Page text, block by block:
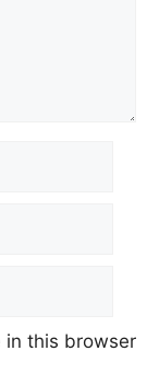
in this browser